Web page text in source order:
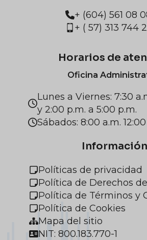
+ (604) 561 08
+ ( 57) 313 744
Horarios de
Oficina
Lunes a Viernes: 7:30
y 2:00 p.m. a 5:00 p.m.
Sábados: 8:00 a.m.
Información
Políticas de privacidad
Política de Derechos
Política de Términos y
Política de Cookies
Mapa del sitio
NIT: 800.183.770-1